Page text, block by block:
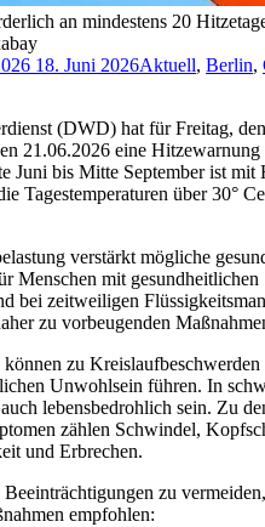
an mindestens 20
18. Juni 2026Aktuell, Berlin,
(DWD) hat für Freitag,
21.06.2026 eine
Juni bis Mitte September ist mit
Tagestemperaturen über 30°
verstärkt mögliche
Menschen mit gesundheitlichen
bei zeitweiligen
zu vorbeugenden
zu Kreislaufbeschwerden
Unwohlsein führen. In
lebensbedrohlich sein. Zu
zählen Schwindel,
und Erbrechen.
zu
empfohlen: